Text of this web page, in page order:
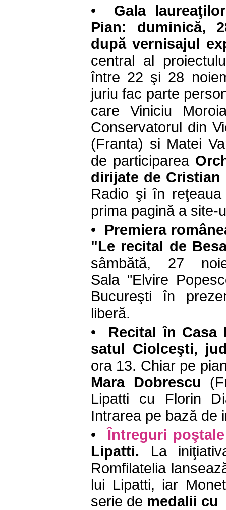
• Gala
Pian: duminică,
după vernisajul
central al
între 22 şi 28
juriu fac parte
care Viniciu
Conservatorul din
(Franta) si Matei
de participarea
dirijate de
Radio şi în
prima pagină a site-
• Premiera
"Le recital de
sâmbătă, 27
Sala "Elvire
Bucureşti în
liberă.
• Recital în Casa
satul Ciolceşti,
ora 13. Chiar pe
Mara Dobrescu
Lipatti cu Florin
Intrarea pe bază de
• Întreguri poştale
Lipatti. La
Romfilatelia
lui Lipatti, iar
serie de medalii cu